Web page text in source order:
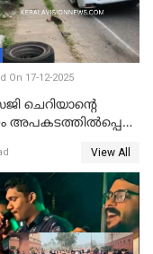
On 17-12-2025
ചെറിയാന്റെ
അപകടത്തിൽപ്പെട്ടു;
തലനാരിടയ്ക്ക്
View All